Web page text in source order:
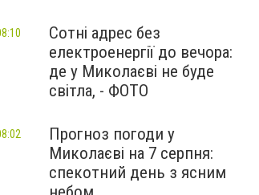
Сотні адрес без
електроенергії до вечора:
де у Миколаєві не буде
світла, - ФОТО
Прогноз погоди у
Миколаєві на 7 серпня:
спекотний день з ясним